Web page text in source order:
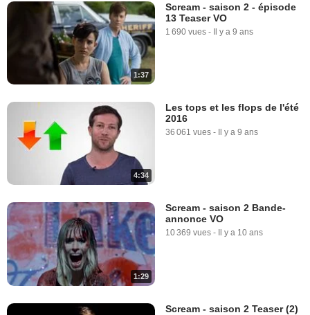
1:37
Scream - saison 2 - épisode
13 Teaser VO
1 690 vues - Il y a 9 ans
4:34
Les tops et les flops de l'été
2016
36 061 vues - Il y a 9 ans
1:29
Scream - saison 2 Bande-
annonce VO
10 369 vues - Il y a 10 ans
Scream - saison 2 Teaser (2)